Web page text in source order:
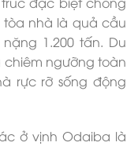
nhà là quả cầu
1.200 tấn. Du
ngưỡng toàn
rực rỡ sống động
ở vịnh Odaiba là